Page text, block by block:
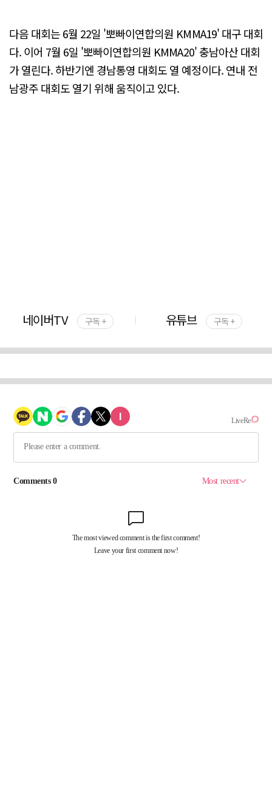
다음 대회는 6월 22일 '뽀빠이연합의원 KMMA19' 대구 대회
다. 이어 7월 6일 '뽀빠이연합의원 KMMA20' 충남아산 대회
가 열린다. 하반기엔 경남통영 대회도 열 예정이다. 연내 전
남광주 대회도 열기 위해 움직이고 있다.
네이버TV 구독 + 유튜브 구독 +